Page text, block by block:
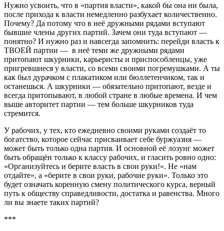
Нужно усвоить, что в «партия власти», какой бы она ни была,
после прихода к власти немедленно разбухает количественно.
Почему? Да потому что в неё дружными рядами вступают
бывшие члены других партий. Зачем они туда вступают —
понятно? И нужно раз и навсегда запомнить: перейди власть к
ТВОЕЙ партии — в неё теми же дружными рядами
притопают шкурники, карьеристы и приспособленцы, уже
пригревшиеся у власти, со всеми своими погремушками. А ты
как был дурачком с плакатиком или бюллетенчиком, так и
останешься. А шкурники — обязательно притопают, везде и
всегда притопывают, в любой стране в любые времена. И чем
выше авторитет партии — тем больше шкурников туда
стремится.
Урабочих, у тех, кто ежедневно своими руками создаёт то
богатство, которое сейчас присваивает себе буржуазия —
может быть только одна партия. И основной её лозунг может
быть обращён только к классу рабочих, и гласить ровно одно:
«Организуйтесь и берите власть в свои руки!». Не «нам
отдайте», а «берите в свои руки, рабочие руки». Только это
будет означать коренную смену политического курса, верный
путь к обществу справедливости, достатка и равенства. Много
ли вы знаете таких партий?
***